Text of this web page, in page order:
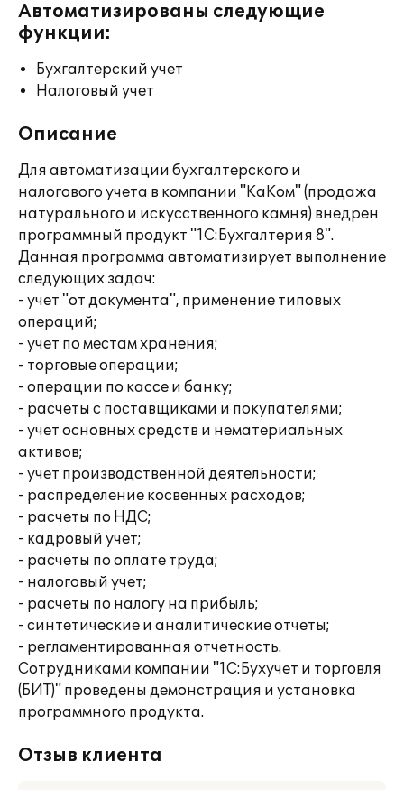
Автоматизированы следующие
функции:
Бухгалтерский учет
Налоговый учет
Описание
Для автоматизации бухгалтерского и
налогового учета в компании "КаКом" (продажа
натурального и искусственного камня) внедрен
программный продукт "1С:Бухгалтерия 8".
Данная программа автоматизирует выполнение
следующих задач:
- учет "от документа", применение типовых
операций;
- учет по местам хранения;
- торговые операции;
- операции по кассе и банку;
- расчеты с поставщиками и покупателями;
- учет основных средств и нематериальных
активов;
- учет производственной деятельности;
- распределение косвенных расходов;
- расчеты по НДС;
- кадровый учет;
- расчеты по оплате труда;
- налоговый учет;
- расчеты по налогу на прибыль;
- синтетические и аналитические отчеты;
- регламентированная отчетность.
Сотрудниками компании "1С:Бухучет и торговля
(БИТ)" проведены демонстрация и установка
программного продукта.
Отзыв клиента